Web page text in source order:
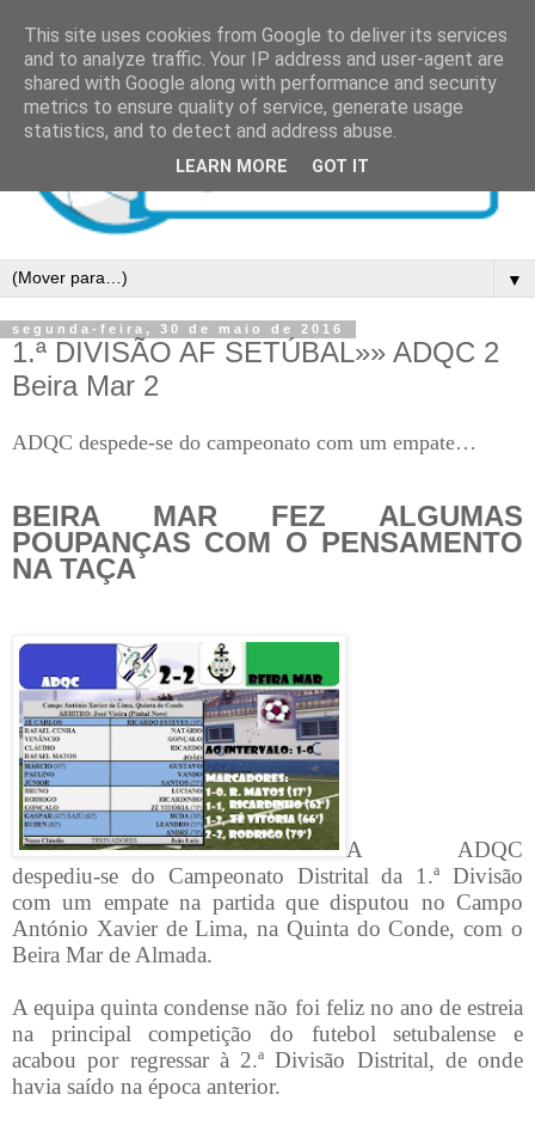
▼
segunda-feira, 30 de maio de 2016
1.ª DIVISÃO AF SETÚBAL»» ADQC 2
Beira Mar 2
ADQC despede-se do campeonato com um empate…
BEIRA MAR FEZ ALGUMAS
POUPANÇAS COM O PENSAMENTO
NA TAÇA
A ADQC
despediu-se do Campeonato Distrital da 1.ª Divisão
com um empate na partida que disputou no Campo
António Xavier de Lima, na Quinta do Conde, com o
Beira Mar de Almada.
A equipa quinta condense não foi feliz no ano de estreia
na principal competição do futebol setubalense e
acabou por regressar à 2.ª Divisão Distrital, de onde
havia saído na época anterior.
This site uses cookies from Google to deliver its services
and to analyze traffic. Your IP address and user-agent are
shared with Google along with performance and security
metrics to ensure quality of service, generate usage
statistics, and to detect and address abuse.
LEARN MORE GOT IT